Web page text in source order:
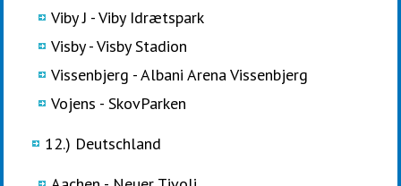
Viby J - Viby Idrætspark
Visby - Visby Stadion
Vissenbjerg - Albani Arena Vissenbjerg
Vojens - SkovParken
12.) Deutschland